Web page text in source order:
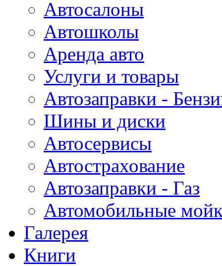
Автосалоны
Автошколы
Аренда авто
Услуги и товары
Автозаправки -
Шины и диски
Автосервисы
Автострахование
Автозаправки - Газ
Автомобильные
Галерея
Книги